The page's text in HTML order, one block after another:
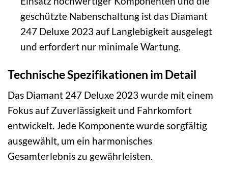
geschützte Nabenschaltung ist das Diamant
247 Deluxe 2023 auf Langlebigkeit ausgelegt
und erfordert nur minimale Wartung.
Technische Spezifikationen im Detail
Das Diamant 247 Deluxe 2023 wurde mit einem
Fokus auf Zuverlässigkeit und Fahrkomfort
entwickelt. Jede Komponente wurde sorgfältig
ausgewählt, um ein harmonisches
Gesamterlebnis zu gewährleisten.